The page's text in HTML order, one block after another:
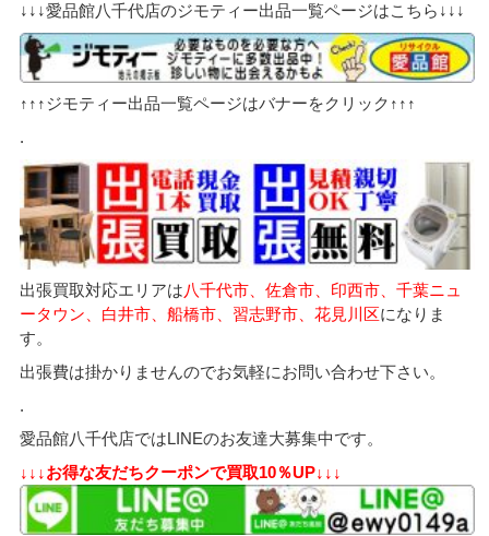
↓↓↓愛品館八千代店のジモティー出品一覧ページはこちら↓↓↓
↑↑↑ジモティー出品一覧ページはバナーをクリック↑↑↑
.
出張買取対応エリアは八千代市、佐倉市、印西市、千葉ニュ
ータウン、白井市、船橋市、習志野市、花見川区になりま
す。
出張費は掛かりませんのでお気軽にお問い合わせ下さい。
.
愛品館八千代店ではLINEのお友達大募集中です。
↓↓↓お得な友だちクーポンで買取10％UP↓↓↓